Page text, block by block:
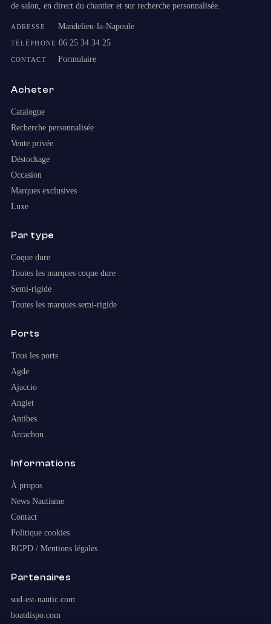
de salon, en direct du chantier et sur recherche personnalisée.
ADRESSE Mandelieu-la-Napoule
TÉLÉPHONE 06 25 34 34 25
CONTACT Formulaire
Acheter
Catalogue
Recherche personnalisée
Vente privée
Déstockage
Occasion
Marques exclusives
Luxe
Par type
Coque dure
Toutes les marques coque dure
Semi-rigide
Toutes les marques semi-rigide
Ports
Tous les ports
Agde
Ajaccio
Anglet
Antibes
Arcachon
Informations
À propos
News Nautisme
Contact
Politique cookies
RGPD / Mentions légales
Partenaires
sud-est-nautic.com
boatdispo.com